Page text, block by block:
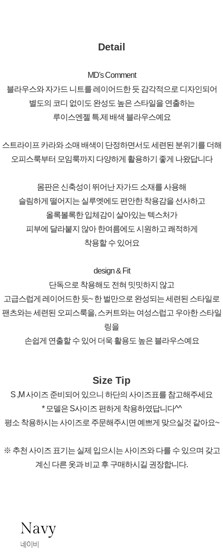
Detail
MD's Comment
블라우스와 자가드 니트를 레이어드한 듯 감각적으로 디자인되어
별도의 코디 없이도 완성도 높은 스타일을 연출하는
루이스엔젤 특.제 배색 블라우스예요
스트라이프 카라와 소매 배색이 단정하면서도 세련된 분위기를 더해
오피스룩부터 모임룩까지 다양하게 활용하기 좋게 나왔답니다
몸판은 신축성이 뛰어난 자가드 소재를 사용해
슬림하게 떨어지는 실루엣에도 편안한 착용감을 선사하고
올록볼록한 입체감이 살아있는 텍스처가
피부에 달라붙지 않아 한여름에도 시원하고 쾌적하게
착용할 수 있어요
design & Fit
단독으로 착용해도 전혀 밋밋하지 않고
고급스럽게 레이어드한 듯~ 한 벌만으로 완성되는 세련된 스타일로
팬츠와는 세련된 오피스룩을, 스커트와는 여성스럽고 우아한 스타일
링을
손쉽게 연출할 수 있어 더욱 활용도 높은 블라우스예요
Size Tip
S ,M 사이즈 준비되어 있으니 하단의 사이즈표를 참고해주세요
* 모델은 S사이즈 편하게 착용하였답니다^^
평소 착용하시는 사이즈로 주문해주시면 예쁘게 맞으실것 같아요~
※ 추천 사이즈 표기는 실제 입으시는 사이즈와 다를 수 있으며 갖고
계신 다른 옷과 비교 후 구매하시길 권장합니다.